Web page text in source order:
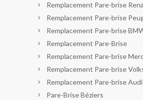
Remplacement Pare-brise
Remplacement Pare-brise
Remplacement Pare-brise
Remplacement Pare-Brise
Remplacement Pare-brise
Remplacement Pare-brise
Remplacement Pare-brise Audi
Pare-Brise Béziers